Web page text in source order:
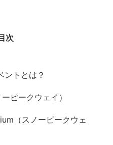
次
ントとは？
ピークウェイ）
（スノーピークウェ